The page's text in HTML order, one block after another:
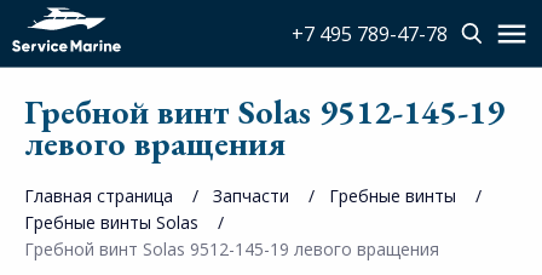
+7 495 789-47-78
Гребной винт Solas 9512-145-19
левого вращения
Главная страница Запчасти
Гребные винты
Гребные винты Solas
Гребной винт Solas 9512-145-19 левого вращения